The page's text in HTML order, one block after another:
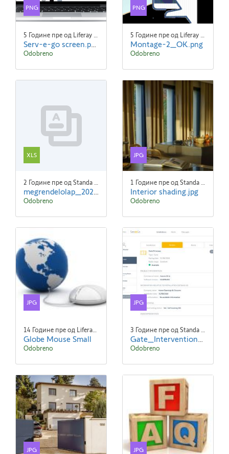
PNG
5 Године пре од Liferay Admin Liferay Admin
Serv-e-go screen.png
Odobreno
PNG
5 Године пре од Liferay Admin Liferay Admin
Montage-2_OK.png
Odobreno
XLS
2 Године пре од Standa Blaha
megrendelolap_2022.xlsx
Odobreno
JPG
1 Године пре од Standa Blaha
Interior shading.jpg
Odobreno
JPG
14 Године пре од Liferay Admin Liferay Admin
Globe Mouse Small
Odobreno
JPG
3 Године пре од Standa Blaha
Gate_Intervention_1024x768.jpg
Odobreno
JPG JPG